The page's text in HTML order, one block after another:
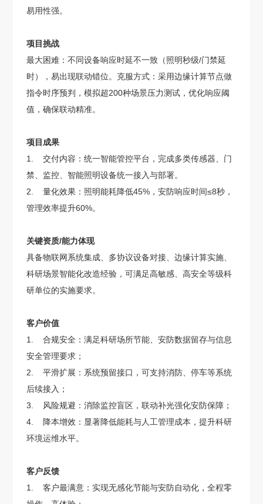
易用性强。
项目挑战
最大困难：不同设备响应时延不一致（照明秒级/门禁延
时），易出现联动错位。克服方式：采用边缘计算节点做
指令时序预判，模拟超200种场景压力测试，优化响应阈
值，确保联动精准。
项目成果
1. 交付内容：统一智能管控平台，完成多类传感器、门
禁、监控、智能照明设备统一接入与部署。
2. 量化效果：照明能耗降低45%，安防响应时间≤8秒，
管理效率提升60%。
关键资质/能力体现
具备物联网系统集成、多协议设备对接、边缘计算实施、
科研场景智能化改造经验，可满足高敏感、高安全等级科
研单位的实施要求。
客户价值
1. 合规安全：满足科研场所节能、安防数据留存与信息
安全管理要求；
2. 平滑扩展：系统预留接口，可支持消防、停车等系统
后续接入；
3. 风险规避：消除监控盲区，联动补光强化安防保障；
4. 降本增效：显著降低能耗与人工管理成本，提升科研
环境运维水平。
客户反馈
1. 客户最满意：实现无感化节能与安防自动化，全程零